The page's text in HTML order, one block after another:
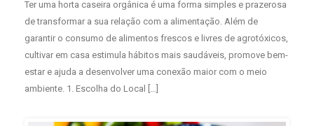
Ter uma horta caseira orgânica é uma forma simples e prazerosa
de transformar a sua relação com a alimentação. Além de
garantir o consumo de alimentos frescos e livres de agrotóxicos,
cultivar em casa estimula hábitos mais saudáveis, promove bem-
estar e ajuda a desenvolver uma conexão maior com o meio
ambiente. 1. Escolha do Local […]